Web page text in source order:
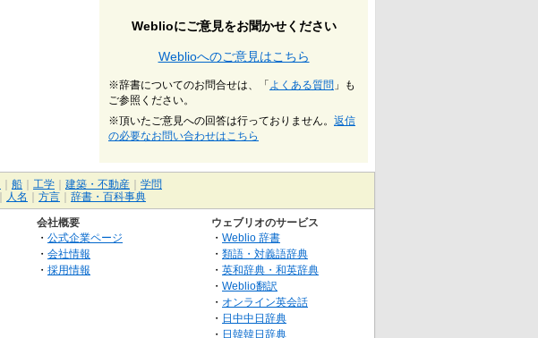
Weblioにご意見をお聞かせください
Weblioへのご意見はこちら
※辞書についてのお問合せは、「 よくある質問 」も
ご参照ください。
※頂いたご意見への回答は行っておりません。 返信
の必要なお問い合わせはこちら
船 工学 建築・不動産
学問
人名 方言 辞書・百科事典
会社概要
・ 公式企業ページ
・ 会社情報
・ 採用情報
ウェブリオのサービス
・ Weblio 辞書
・ 類語・対義語辞典
・ 英和辞典・和英辞典
・ Weblio翻訳
・ オンライン英会話
・ 日中中日辞典
・ 日韓韓日辞典